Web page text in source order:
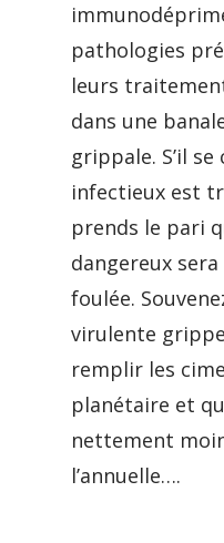
pathologies
leurs
dans une
grippale. S’il
infectieux est
prends le pari
dangereux
foulée.
virulente
remplir les
planétaire et
nettement
l’annuelle….